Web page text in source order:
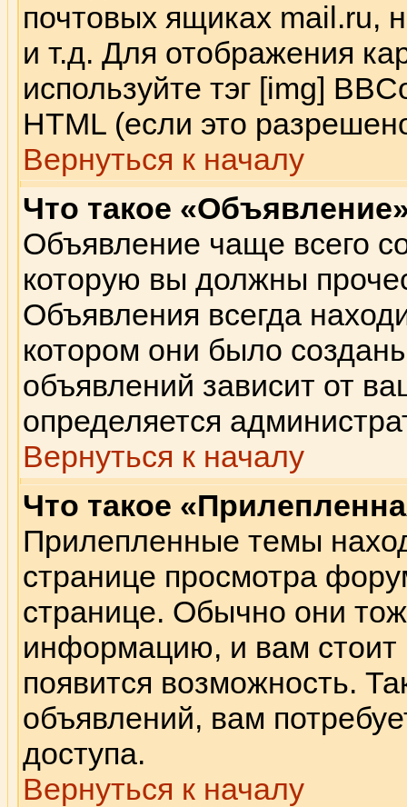
почтовых ящиках mail.ru,
и т.д. Для отображения
используйте тэг [img]
HTML (если это
Вернуться к началу
Что такое
Объявление чаще всего
которую вы должны
Объявления всегда
котором они было
объявлений зависит от
определяется
Вернуться к началу
Что такое
Прилепленные темы
странице просмотра
странице. Обычно они
информацию, и вам стоит
появится возможность.
объявлений, вам
доступа.
Вернуться к началу